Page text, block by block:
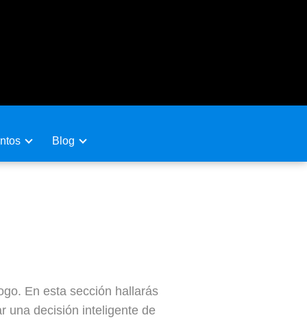
Blog
En esta sección hallarás
una decisión inteligente de